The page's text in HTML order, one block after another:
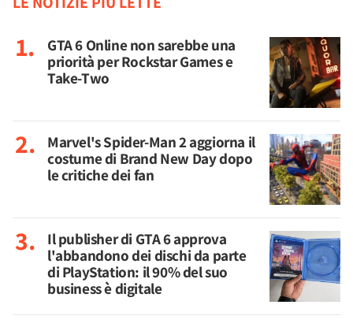
GTA 6 Online non sarebbe una
priorità per Rockstar Games e
Take-Two
Marvel's Spider-Man 2 aggiorna il
costume di Brand New Day dopo
le critiche dei fan
Il publisher di GTA 6 approva
l'abbandono dei dischi da parte
di PlayStation: il 90% del suo
business è digitale